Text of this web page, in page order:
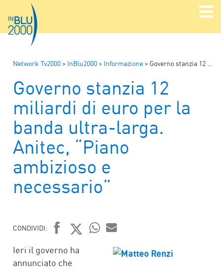
Network Tv2000 > InBlu2000 > Informazione > Governo stanzia 12 miliardi di euro per la banda ultra-larga. Anitec, “Piano ambizioso e necessario”
Governo stanzia 12
miliardi di euro per la
banda ultra-larga.
Anitec, “Piano
ambizioso e
necessario”
CONDIVIDI:
FACEBOOK
TWITTER
WHATSAPP
MAIL
Ieri il governo ha
annunciato che